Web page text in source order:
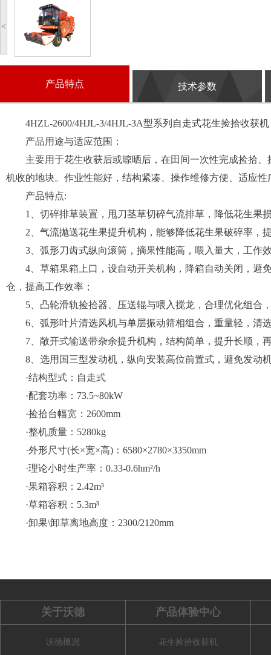
<
产品特点 技术参数
4HZL-2600/4HJL-3/4HJL-3A型系列自走式花生捡拾收获机
产品用途与适应范围：
主要用于花生收获后或晾晒后，在田间一次性完成捡拾、
机收的地块。作业性能好，结构紧凑、操作维修方便、适应性
产品特点:
1、切碎排草装置，甩刀茎草切碎气流排草，降低花生果
2、气流抛送花生果提升机构，能够降低花生果破碎率，
3、弧形刀齿式纵向滚筒，摘果性能高，喂入量大，工作
4、草箱果箱上口，设自动开关机构，降箱自动关闭，避
仓，提高工作效率；
5、凸轮滑轨捡拾器、压送辊与喂入搅龙，合理优化组合
6、弧形叶片清选风机与单层振动筛相组合，重量轻，清
7、敞开式输送带杂余提升机构，结构简单，提升长顺，
8、选用国三型发动机，纵向安装高位前置式，避免发动
·结构型式：自走式
·配套功率：73.5~80kW
·捡拾台幅宽：2600mm
·整机质量：5280kg
·外形尺寸(长×宽×高)：6580×2780×3350mm
·理论小时生产率：0.33-0.6hm²/h
·果箱容积：2.42m³
·草箱容积：5.3m³
·卸果\卸草离地高度：2300/2120mm
关于沃德
沃德概况
产品体验中心
花生捡拾收获机